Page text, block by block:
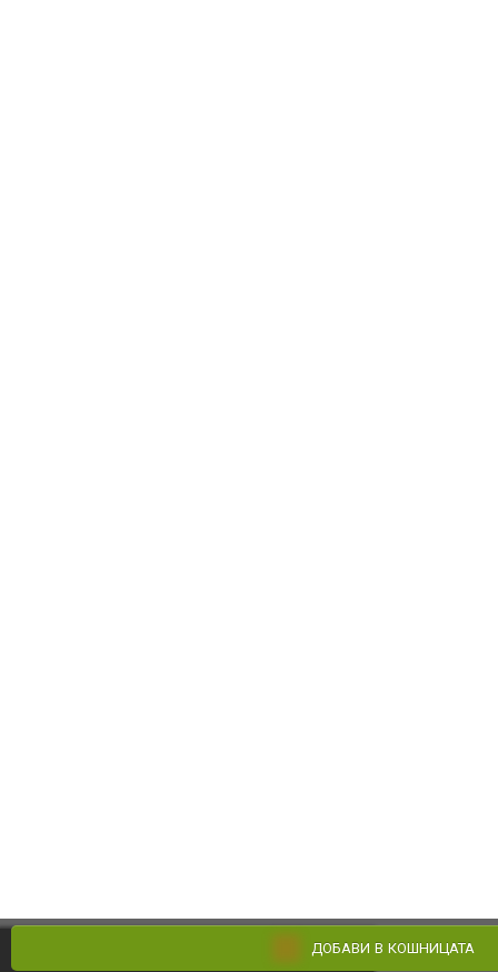
ДОБАВИ В КОШНИЦАТА